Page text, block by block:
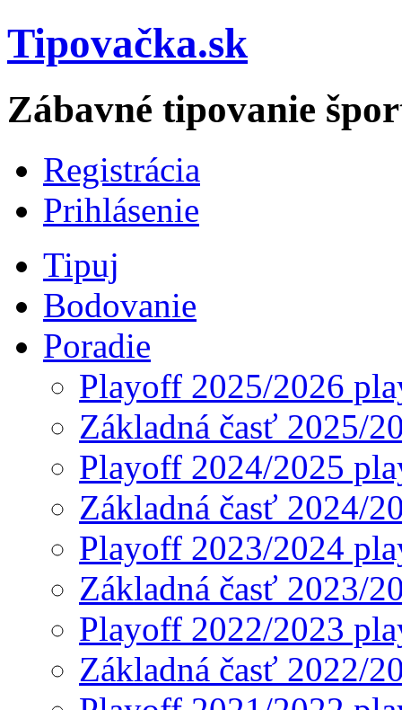
Tipovačka.sk
Zábavné tipovanie
Registrácia
Prihlásenie
Tipuj
Bodovanie
Poradie
Playoff 2025/2026
Základná časť 2025/
Playoff 2024/2025
Základná časť 2024/
Playoff 2023/2024
Základná časť 2023/
Playoff 2022/2023
Základná časť 2022/